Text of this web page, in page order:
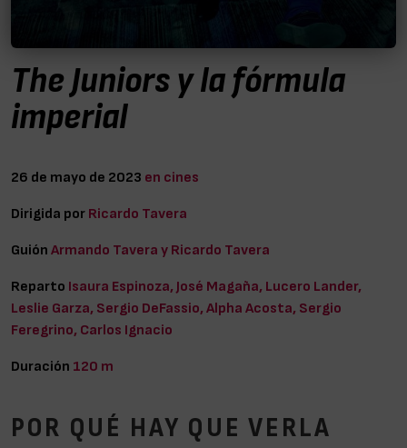
The Juniors y la fórmula
imperial
26 de mayo de 2023 en cines
Dirigida por Ricardo Tavera
Guión Armando Tavera y Ricardo Tavera
Reparto Isaura Espinoza, José Magaña, Lucero Lander,
Leslie Garza, Sergio DeFassio, Alpha Acosta, Sergio
Feregrino, Carlos Ignacio
Duración 120 m
POR QUÉ HAY QUE VERLA